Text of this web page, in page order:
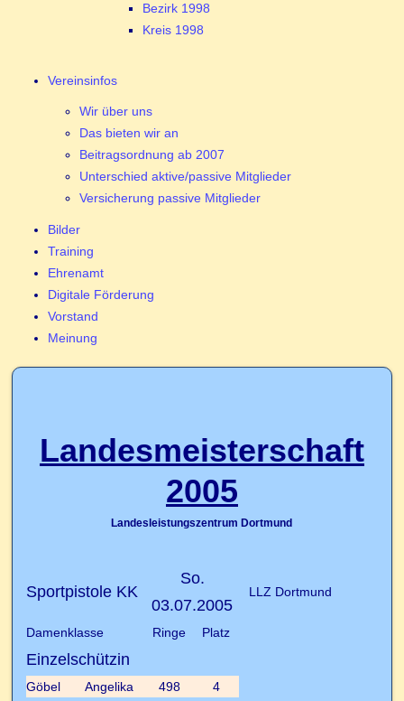
Bezirk 1998
Kreis 1998
Vereinsinfos
Wir über uns
Das bieten wir an
Beitragsordnung ab 2007
Unterschied aktive/passive Mitglieder
Versicherung passive Mitglieder
Bilder
Training
Ehrenamt
Digitale Förderung
Vorstand
Meinung
Landesmeisterschaft
2005
Landesleistungszentrum Dortmund
Sportpistole KK
So.
03.07.2005
LLZ Dortmund
Damenklasse Ringe Platz
Einzelschützin
Göbel Angelika 498 4